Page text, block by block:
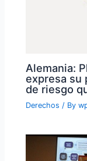
Alemania:
expresa su
de riesgo
Derechos / By